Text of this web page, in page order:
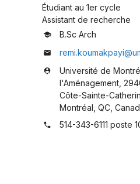
Étudiant au 1er cycle
Assistant de recherche
school B.Sc Arch
mail
person_pin
Université de
l'Aménagement,
Côte-Sainte-
Montréal, QC,
phone 514-343-6111 poste